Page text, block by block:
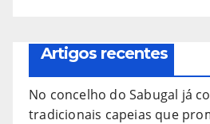
Artigos recentes
No concelho do Sabugal já
tradicionais capeias que